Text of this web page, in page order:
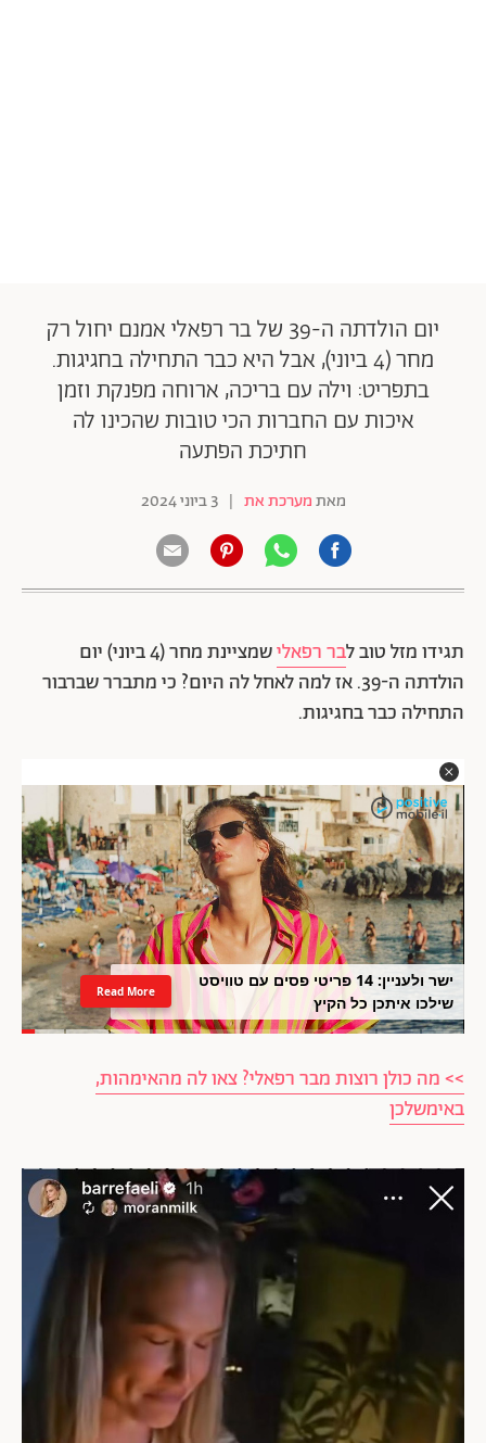
יום הולדתה ה-39 של בר רפאלי אמנם יחול רק
מחר (4 ביוני), אבל היא כבר התחילה בחגיגות.
בתפריט: וילה עם בריכה, ארוחה מפנקת וזמן
איכות עם החברות הכי טובות שהכינו לה
חתיכת הפתעה
מאתמערכת את | 3 ביוני 2024
תגידו מזל טוב לבר רפאלי
שמציינת מחר (4 ביוני) יום
הולדתה ה-39. אז למה לאחל לה היום? כי מתברר שברבור
התחילה כבר בחגיגות.
ישר ולעניין: 14 פריטי פסים עם טוויסט
שילכו איתכן כל הקיץ
Read More
>> מה כולן רוצות מבר רפאלי? צאו לה מהאימהות,
באימשלכן